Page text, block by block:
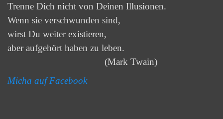
Trenne Dich nicht von Deinen Illusionen.
Wenn sie verschwunden sind,
wirst Du weiter existieren,
aber aufgehört haben zu leben.
(Mark Twain)
Micha aufFacebook